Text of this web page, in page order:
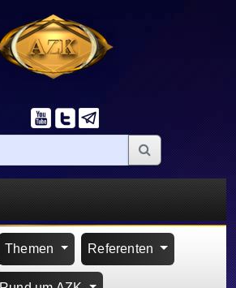
Themen Referenten